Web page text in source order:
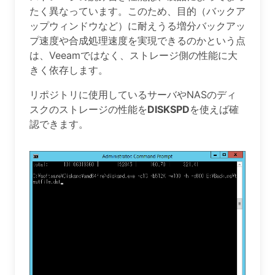
たく異なっています。このため、目的（バックア
ップウィンドウなど）に耐えうる増分バックアッ
プ速度や合成処理速度を実現できるのかという点
は、Veeamではなく、ストレージ側の性能に大
きく依存します。
リポジトリに使用しているサーバやNASのディ
スクのストレージの性能をDISKSPDを使えば確
認できます。